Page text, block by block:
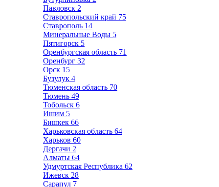
Павловск 2
Ставропольский край 75
Ставрополь 14
Минеральные Воды 5
Пятигорск 5
Оренбургская область 71
Оренбург 32
Орск 15
Бузулук 4
Тюменская область 70
Тюмень 49
Тобольск 6
Ишим 5
Бишкек 66
Харьковская область 64
Харьков 60
Дергачи 2
Алматы 64
Удмуртская Республика 62
Ижевск 28
Сарапул 7